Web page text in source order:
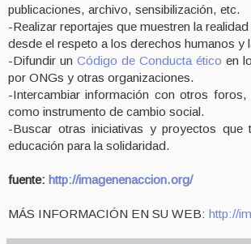
publicaciones, archivo, sensibilización, etc.
-Realizar reportajes que muestren la
desde el respeto a los derechos humanos y
-Difundir un Código de Conducta ético en
por ONGs y otras organizaciones.
-Intercambiar información con otros
como instrumento de cambio social.
-Buscar otras iniciativas y proyectos
educación para la solidaridad.
fuente: http://imagenenaccion.org/
MÁS INFORMACIÓN EN SU WEB: http://